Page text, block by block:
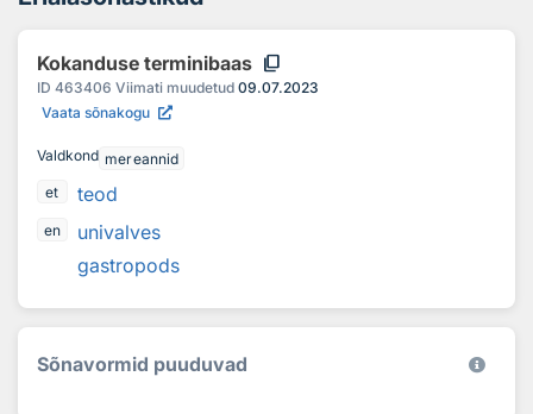
Kokanduse terminibaas content_copy
ID 463406 Viimati muudetud 09.07.2023
Vaata sõnakogu
Valdkond mereannid
et
teod
en
univalves
gastropods
Sõnavormid puuduvad